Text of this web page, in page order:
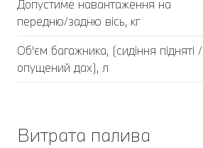
Допустиме навантаження на
передню/задню вісь, кг
Об'єм багажника, (сидіння підняті /
опущений дах), л
Витрата палива